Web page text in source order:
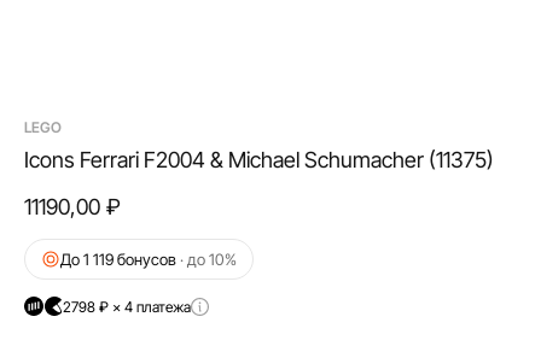
Icons Ferrari F2004 & Michael Schumacher (11375)
LEGO
11190,00 ₽
До 1 119 бонусов · до 10%
2798 ₽ × 4 платежа